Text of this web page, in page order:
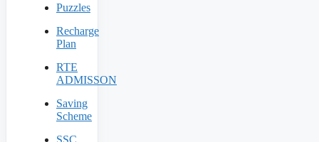
Puzzles
Recharge
Plan
RTE
ADMISSON
Saving
Scheme
SSC